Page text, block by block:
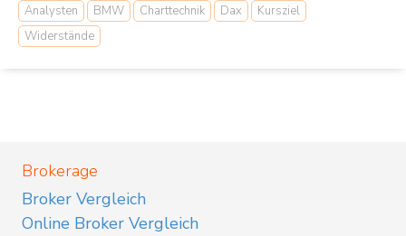
Analysten BMW Charttechnik Dax
Kursziel
Widerstände
Brokerage
Broker Vergleich
Online Broker Vergleich